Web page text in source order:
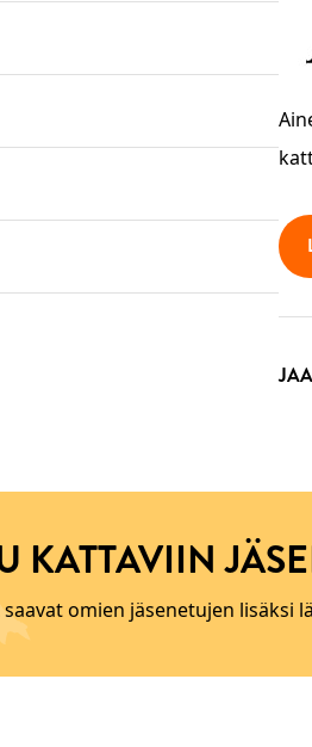
KATTAVIIN
saavat omien jäsenetujen lisäksi